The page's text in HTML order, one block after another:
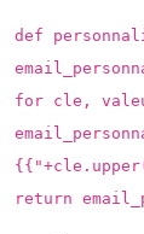
def
for cle,
return